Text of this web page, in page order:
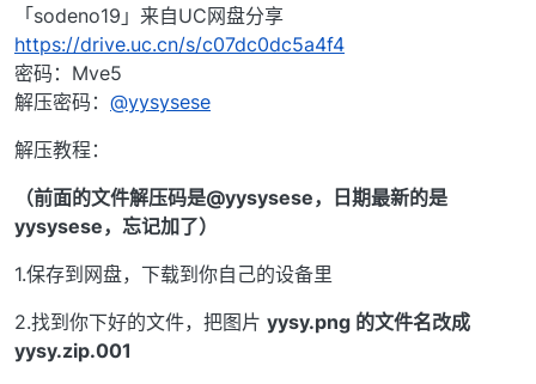
「sodeno19」来自UC网盘分享
https://drive.uc.cn/s/c07dc0dc5a4f4
密码：Mve5
解压密码： @yysysese
解压教程：
（前面的文件解压码是@yysysese，日期最新的是
yysysese，忘记加了）
1.保存到网盘，下载到你自己的设备里
2.找到你下好的文件，把图片 yysy.png 的文件名改成
yysy.zip.001